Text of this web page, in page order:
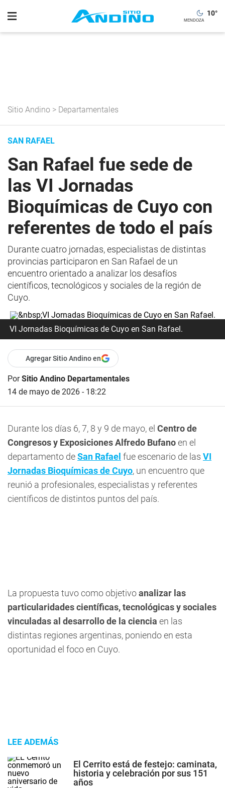
10°
Sitio Andino > Departamentales
SAN RAFAEL
San Rafael fue sede de
las VI Jornadas
Bioquímicas de Cuyo con
referentes de todo el país
Durante cuatro jornadas, especialistas de distintas
provincias participaron en San Rafael de un
encuentro orientado a analizar los desafíos
científicos, tecnológicos y sociales de la región de
Cuyo.
VI Jornadas Bioquímicas de Cuyo en San Rafael.
Agregar Sitio Andino en
PorSitio Andino Departamentales
14 de mayo de 2026 - 18:22
Durante los días 6, 7, 8 y 9 de mayo, el Centro de
Congresos y Exposiciones Alfredo Bufanoen el
departamento deSan Rafael fue escenario de las VI
Jornadas Bioquímicas de Cuyo, un encuentro que
reunió a profesionales, especialistas y referentes
científicos de distintos puntos del país.
La propuesta tuvo como objetivoanalizar las
particularidades científicas, tecnológicas y sociales
vinculadas al desarrollo de la ciencia en las
distintas regiones argentinas, poniendo en esta
oportunidad el foco en Cuyo.
LEE ADEMÁS
El Cerrito está de festejo: caminata,
historia y celebración por sus 151
años